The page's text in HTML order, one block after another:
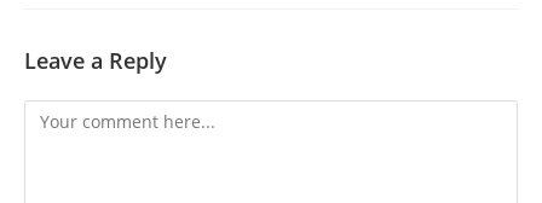
Leave a Reply
Comment